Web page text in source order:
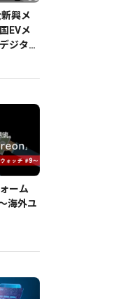
興メ
EVメ
ジタル
ーム
海外ユ